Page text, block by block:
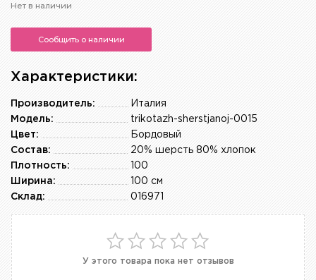
Нет в наличии
Сообщить о наличии
Характеристики:
Италия
Производитель:
trikotazh-sherstjanoj-0015
Модель:
Бордовый
Цвет:
20% шерсть 80% хлопок
Состав:
100
Плотность:
100 см
Ширина:
016971
Склад:
У этого товара пока нет отзывов